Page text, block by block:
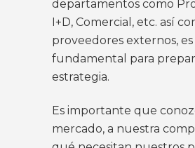
departamentos como
I+D, Comercial, etc. así
proveedores externos, es
fundamental para
estrategia.
Es importante que
mercado, a nuestra